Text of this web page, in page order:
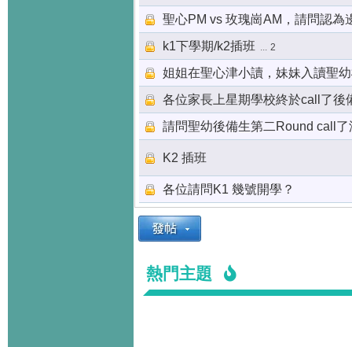
聖心PM vs 玫瑰崗AM，請問認為
k1下學期/k2插班 ... 2
姐姐在聖心津小讀，妹妹入讀聖
各位家長上星期學校終於call了後
請問聖幼後備生第二Round call了
K2 插班
各位請問K1 幾號開學？
熱門主題